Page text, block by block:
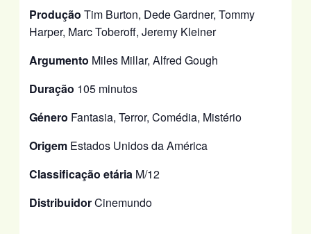
Produção Tim Burton, Dede Gardner, Tommy
Harper, Marc Toberoff, Jeremy Kleiner
Argumento Miles Millar, Alfred Gough
Duração 105 minutos
Género Fantasia, Terror, Comédia, Mistério
Origem Estados Unidos da América
Classificação etária M/12
DistribuidorCinemundo